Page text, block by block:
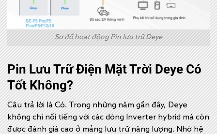
Sơ đồ hoạt động Pin lưu trữ Deye
Pin Lưu Trữ Điện Mặt Trời Deye Có
Tốt Không?
Câu trả lời là Có. Trong những năm gần đây, Deye
không chỉ nổi tiếng với các dòng Inverter hybrid mà còn
được đánh giá cao ở mảng lưu trữ năng lượng. Nhờ hệ